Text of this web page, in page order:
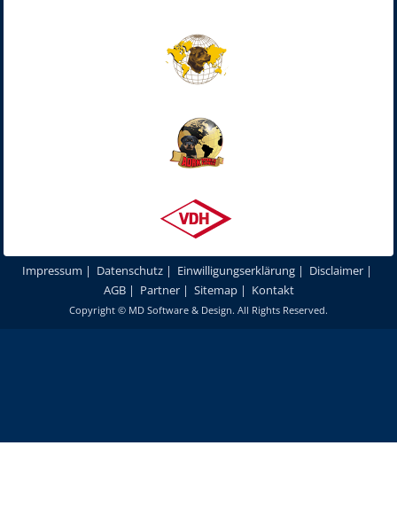
Impressum | Datenschutz | Einwilligungserklärung | Disclaimer |
AGB| Partner| Sitemap| Kontakt
Copyright © MD Software & Design. All Rights Reserved.